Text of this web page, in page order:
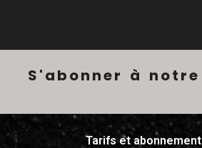
S'abonner à notre
Tarifs et